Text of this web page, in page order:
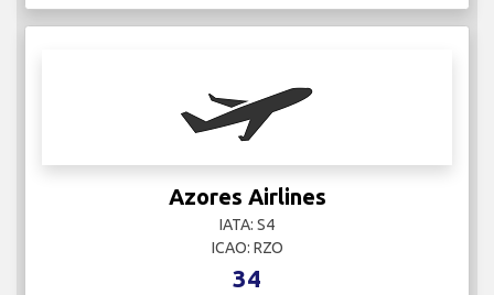
Azores Airlines
IATA: S4
ICAO: RZO
34